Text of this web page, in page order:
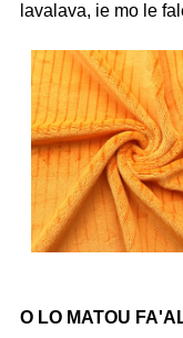
lavalava, ie mo le
O LO MATOU